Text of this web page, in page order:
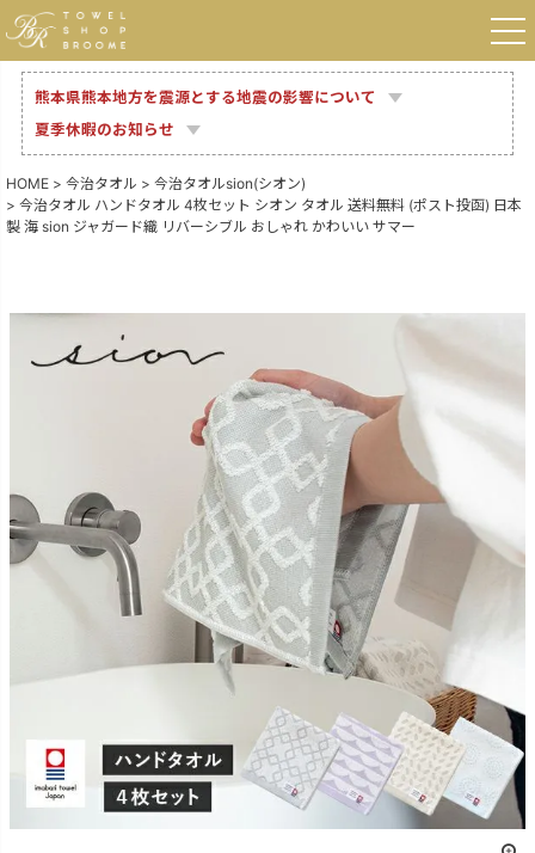
熊本県熊本地方を震源とする地震の影響について
夏季休暇のお知らせ
HOME 今治タオル
今治タオルsion(シオン)
今治タオル ハンドタオル 4枚セット シオン タオル 送料無料 (ポスト投函) 日本
製 海 sion ジャガード織 リバーシブル おしゃれ かわいい サマー